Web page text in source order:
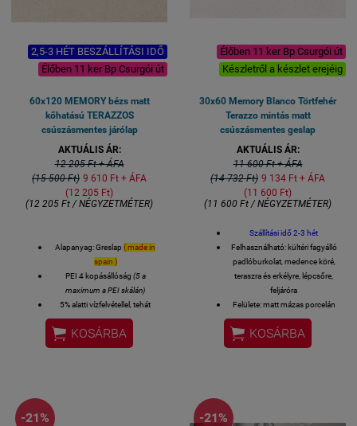
segédanyagrendszer
házhoz-szállítva: Litokol
Maradt
1 kiszerelés 4 lap azaz
(60,8x60,8 méret)
9 mm vastag
2,5-3 HÉT BESZÁLLÍTÁSI IDŐ
Élőben 11 ker Bp Csurgói út
60x120 MEMORY bézs matt
kőhatású TERAZZOS
csúszásmentes járólap
AKTUÁLIS ÁR:
12 205 Ft + ÁFA
(15 500 Ft) 9 610 Ft + ÁFA
(12 205 Ft)
(12 205 Ft / NÉGYZETMÉTER)
Alapanyag: Greslap ( made in
spain )
PEI 4 kopásállóság (5 a
maximum a PEI skálán)
5% alatti vízfelvétellel, tehát
fagyálló, kültérben is
felhasználható
Felhasználható: LAKÓTEREK -
 KOSÁRBA
Élőben 11 ker Bp Csurgói út
Készletről a készlet erejéig
30x60 Memory Blanco Törtfehér
Terazzo mintás matt
csúszásmentes geslap
AKTUÁLIS ÁR:
11 600 Ft + ÁFA
(14 732 Ft) 9 134 Ft + ÁFA
(11 600 Ft)
(11 600 Ft / NÉGYZETMÉTER)
Szállítási idő 2-3 hét
Felhasználható: kültéri fagyálló
padlóburkolat, medence köré,
teraszra és erkélyre, lépcsőre,
feljáróra
Felülete: matt mázas porcelán
R10 csúszásmentesség
Lézer-vágott azaz rektifikált
oldalélek
 KOSÁRBA
-21% -21%